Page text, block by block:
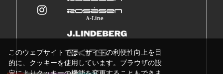
このウェブサイトでは、サイトの利便性向上を目
的に、クッキーを使用しています。ブラウザの設